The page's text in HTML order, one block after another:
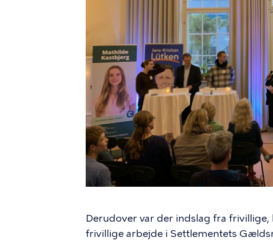
Derudover var der indslag fra
frivillige arbejde i Settlementets